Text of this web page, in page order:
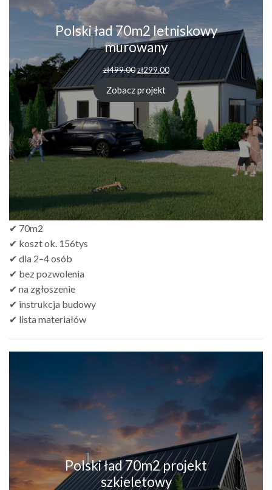
Polski ład 70m2 letniskowy
murowany
zł499.00Pierwotna
cena
wynosiła:
zł499.00.
zł299.00Aktualna
cena
wynosi:
zł299.00.
Zobacz projekt
✔ 70m2
✔ koszt ok. 156tys
✔ dla 2–4 osób
✔ bez pozwolenia
✔ na zgłoszenie
✔ instrukcja budowy
✔ lista materiałów
Polski ład 70m2 projekt
szkieletowy